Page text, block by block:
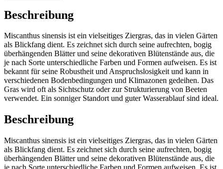
Beschreibung
Miscanthus sinensis ist ein vielseitiges Ziergras, das in vielen Gärten
als Blickfang dient. Es zeichnet sich durch seine aufrechten, bogig
überhängenden Blätter und seine dekorativen Blütenstände aus, die
je nach Sorte unterschiedliche Farben und Formen aufweisen. Es ist
bekannt für seine Robustheit und Anspruchslosigkeit und kann in
verschiedenen Bodenbedingungen und Klimazonen gedeihen. Das
Gras wird oft als Sichtschutz oder zur Strukturierung von Beeten
verwendet. Ein sonniger Standort und guter Wasserablauf sind ideal.
Beschreibung
Miscanthus sinensis ist ein vielseitiges Ziergras, das in vielen Gärten
als Blickfang dient. Es zeichnet sich durch seine aufrechten, bogig
überhängenden Blätter und seine dekorativen Blütenstände aus, die